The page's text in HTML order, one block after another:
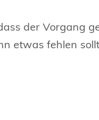
der Vorgang
etwas fehlen